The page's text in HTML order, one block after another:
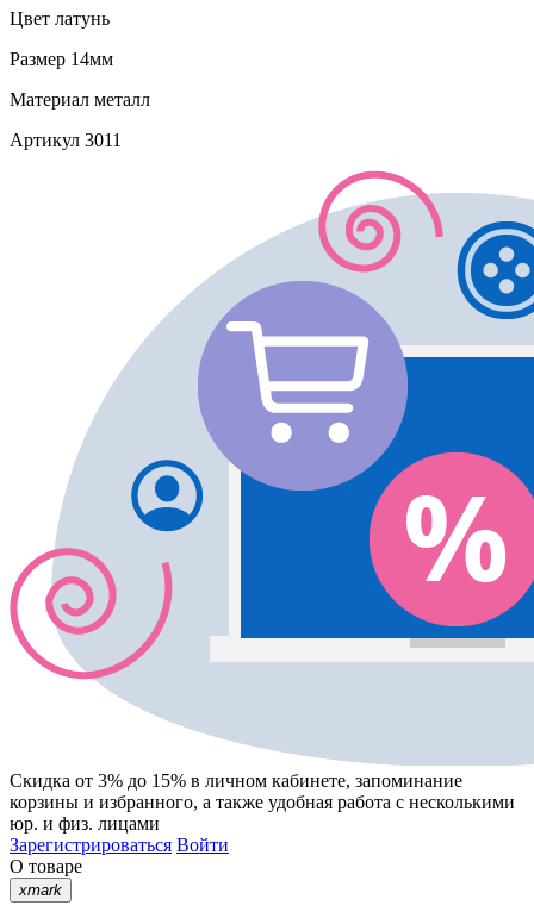
Цвет латунь
Размер 14мм
Материал металл
Артикул 3011
Скидка от 3% до 15% в личном кабинете, запоминание
корзины и избранного, а также удобная работа с несколькими
юр. и физ. лицами
Зарегистрироваться Войти
О товаре
xmark